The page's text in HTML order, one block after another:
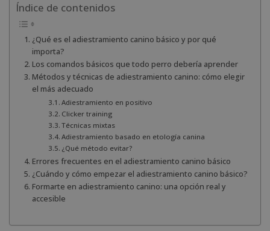
Índice de contenidos
¿Qué es el adiestramiento canino básico y por qué
importa?
Los comandos básicos que todo perro debería aprender
Métodos y técnicas de adiestramiento canino: cómo elegir
el más adecuado
Adiestramiento en positivo
Clicker training
Técnicas mixtas
Adiestramiento basado en etología canina
¿Qué método evitar?
Errores frecuentes en el adiestramiento canino básico
¿Cuándo y cómo empezar el adiestramiento canino básico?
Formarte en adiestramiento canino: una opción real y
accesible